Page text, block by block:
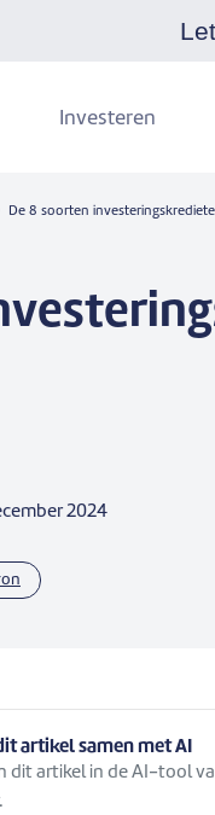
Investeren
De 8 soorten
2024
artikel samen met AI
dit artikel in de AI-tool